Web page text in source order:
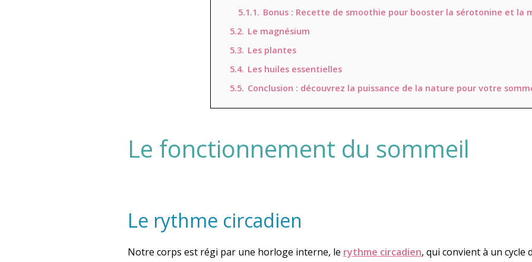
5.1.1. Bonus : Recette de smoothie pour booster la sérotonine et la
5.2. Le magnésium
5.3. Les plantes
5.4. Les huiles essentielles
5.5. Conclusion : découvrez la puissance de la nature pour votre
Le fonctionnement du sommeil
Le rythme circadien
Notre corps est régi par une horloge interne, le rythme circadien, qui convient à un cycle